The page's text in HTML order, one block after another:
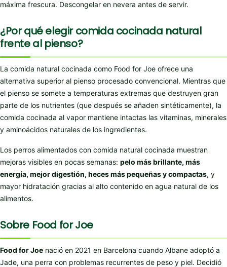
máxima frescura. Descongelar en nevera antes de servir.
¿Por qué elegir comida cocinada natural
frente al pienso?
La comida natural cocinada como Food for Joe ofrece una
alternativa superior al pienso procesado convencional. Mientras que
el pienso se somete a temperaturas extremas que destruyen gran
parte de los nutrientes (que después se añaden sintéticamente), la
comida cocinada al vapor mantiene intactas las vitaminas, minerales
y aminoácidos naturales de los ingredientes.
Los perros alimentados con comida natural cocinada muestran
mejoras visibles en pocas semanas: pelo más brillante, más
energía, mejor digestión, heces más pequeñas y compactas, y
mayor hidratación gracias al alto contenido en agua natural de los
alimentos.
Sobre Food for Joe
Food for Joe nació en 2021 en Barcelona cuando Albane adoptó a
Jade, una perra con problemas recurrentes de peso y piel. Decidió